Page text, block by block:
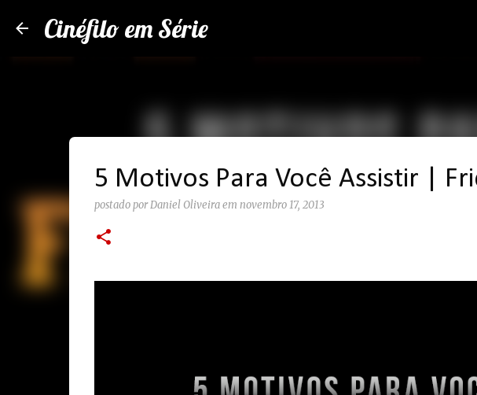
Cinéfilo em Série
5 Motivos Para Você Assistir |
postado porDaniel Oliveira em novembro 17, 2013